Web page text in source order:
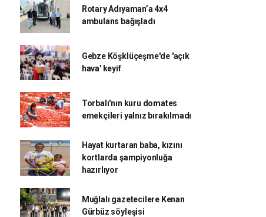
Rotary Adıyaman’a 4x4
ambulans bağışladı
Gebze Köşklüçeşme'de 'açık
hava' keyif
Torbalı'nın kuru domates
emekçileri yalnız bırakılmadı
Hayat kurtaran baba, kızını
kortlarda şampiyonluğa
hazırlıyor
Muğlalı gazetecilere Kenan
Gürbüz söyleşisi